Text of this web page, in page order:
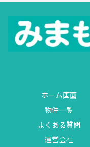
ホーム画面
物件一覧
よくある質問
運営会社